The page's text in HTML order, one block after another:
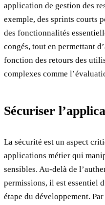
application de gestion des
exemple, des sprints courts
des fonctionnalités
congés, tout en permettant
fonction des retours des
complexes comme
Sécuriser
La sécurité est un aspect
applications métier qui
sensibles. Au-delà de
permissions, il est essentiel
étape du développement.